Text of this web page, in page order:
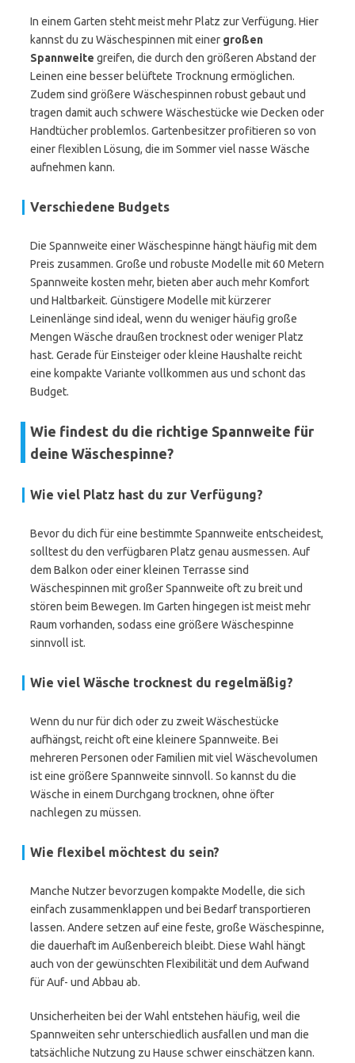
In einem Garten steht meist mehr Platz zur Verfügung. Hier
kannst du zu Wäschespinnen mit einer großen
Spannweite greifen, die durch den größeren Abstand der
Leinen eine besser belüftete Trocknung ermöglichen.
Zudem sind größere Wäschespinnen robust gebaut und
tragen damit auch schwere Wäschestücke wie Decken oder
Handtücher problemlos. Gartenbesitzer profitieren so von
einer flexiblen Lösung, die im Sommer viel nasse Wäsche
aufnehmen kann.
Verschiedene Budgets
Die Spannweite einer Wäschespinne hängt häufig mit dem
Preis zusammen. Große und robuste Modelle mit 60 Metern
Spannweite kosten mehr, bieten aber auch mehr Komfort
und Haltbarkeit. Günstigere Modelle mit kürzerer
Leinenlänge sind ideal, wenn du weniger häufig große
Mengen Wäsche draußen trocknest oder weniger Platz
hast. Gerade für Einsteiger oder kleine Haushalte reicht
eine kompakte Variante vollkommen aus und schont das
Budget.
Wie findest du die richtige Spannweite für
deine Wäschespinne?
Wie viel Platz hast du zur Verfügung?
Bevor du dich für eine bestimmte Spannweite entscheidest,
solltest du den verfügbaren Platz genau ausmessen. Auf
dem Balkon oder einer kleinen Terrasse sind
Wäschespinnen mit großer Spannweite oft zu breit und
stören beim Bewegen. Im Garten hingegen ist meist mehr
Raum vorhanden, sodass eine größere Wäschespinne
sinnvoll ist.
Wie viel Wäsche trocknest du regelmäßig?
Wenn du nur für dich oder zu zweit Wäschestücke
aufhängst, reicht oft eine kleinere Spannweite. Bei
mehreren Personen oder Familien mit viel Wäschevolumen
ist eine größere Spannweite sinnvoll. So kannst du die
Wäsche in einem Durchgang trocknen, ohne öfter
nachlegen zu müssen.
Wie flexibel möchtest du sein?
Manche Nutzer bevorzugen kompakte Modelle, die sich
einfach zusammenklappen und bei Bedarf transportieren
lassen. Andere setzen auf eine feste, große Wäschespinne,
die dauerhaft im Außenbereich bleibt. Diese Wahl hängt
auch von der gewünschten Flexibilität und dem Aufwand
für Auf- und Abbau ab.
Unsicherheiten bei der Wahl entstehen häufig, weil die
Spannweiten sehr unterschiedlich ausfallen und man die
tatsächliche Nutzung zu Hause schwer einschätzen kann.